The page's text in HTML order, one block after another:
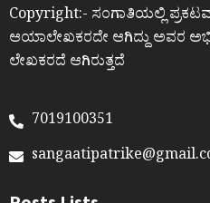
Copyright:- ಸಂಗಾತಿಯಲ್ಲಿ
ಆಯಾಲೇಖಕರದೇ ಆಗಿದ್ದು ಅವರ
ಲೇಖಕರದೆ ಆಗಿರುತ್ತದೆ
7019100351